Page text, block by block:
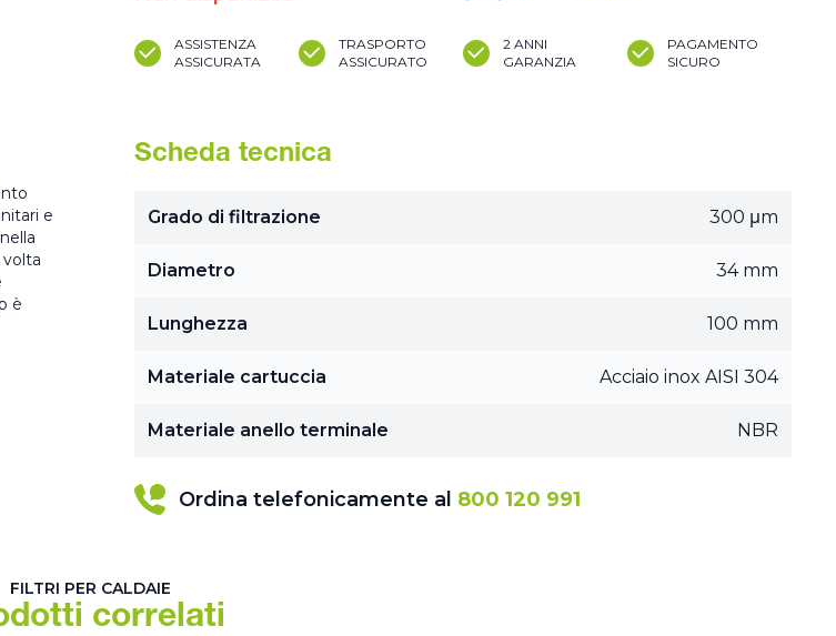
ASSISTENZA
ASSICURATA
TRASPORTO
ASSICURATO
2 ANNI
GARANZIA
PAGAMENTO
SICURO
e
volta
è
Scheda tecnica
Grado di filtrazione 300 μm
Diametro 34 mm
Lunghezza 100 mm
Materiale cartuccia Acciaio inox AISI 304
Materiale anello terminale NBR
Ordina telefonicamente al 800 120 991
FILTRI PER CALDAIE
correlati